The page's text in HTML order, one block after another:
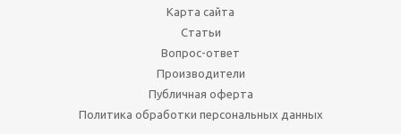
Карта сайта
Статьи
Вопрос-ответ
Производители
Публичная оферта
Политика обработки персональных данных